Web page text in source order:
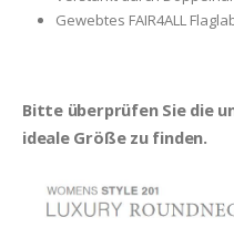
Gewebtes FAIR4ALL
Bitte überprüfen Sie die
ideale Größe zu finden.